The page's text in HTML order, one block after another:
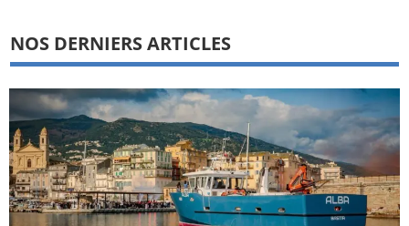
NOS DERNIERS ARTICLES